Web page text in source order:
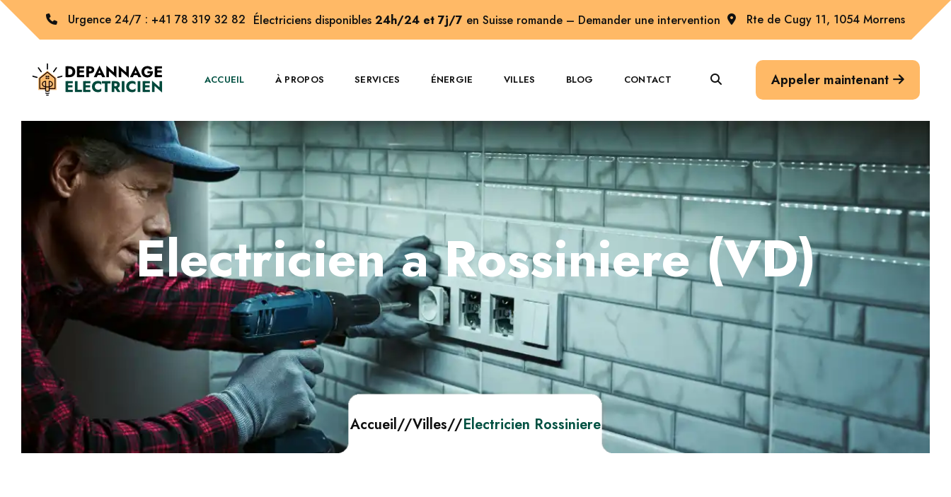
Urgence 24/7 : +41 78 319 32 82 Électriciens disponibles 24h/24 et 7j/7 en Suisse romande – Demander une intervention Rte de Cugy 11, 1054 Morrens
ACCUEIL À PROPOS SERVICES ÉNERGIE VILLES BLOG CONTACT Appeler maintenant
Electricien a Rossiniere (VD)
Accueil//Villes//Electricien Rossiniere